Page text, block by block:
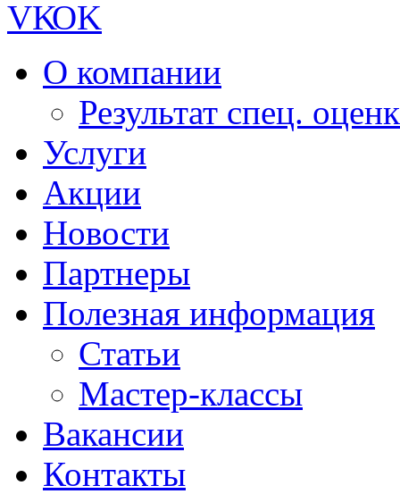
О компании
Результат спец.
Услуги
Акции
Новости
Партнеры
Полезная информация
Статьи
Мастер-классы
Вакансии
Контакты